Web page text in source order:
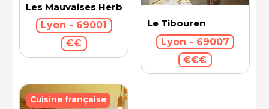
Les Mauvaises Herbes
Lyon - 69001
€€
Le Tibouren
Lyon - 69007
€€€
Cuisine française